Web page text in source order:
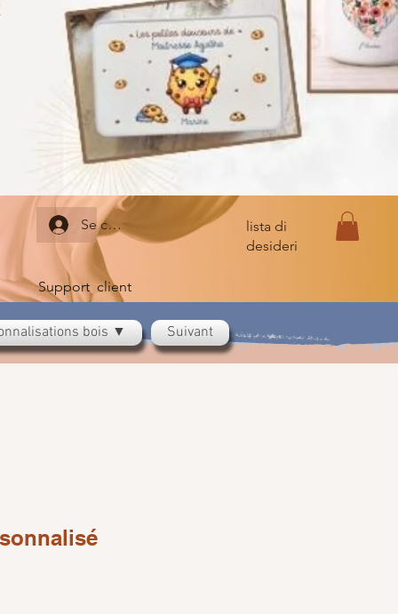
bois ▼ Suivant
Se connecter
Support client
lista di
desideri